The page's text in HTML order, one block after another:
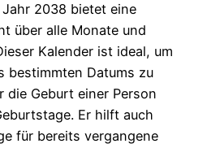
2038 bietet eine
über alle Monate und
Kalender ist ideal, um
bestimmten Datums zu
die Geburt einer Person
Er hilft auch
für bereits vergangene